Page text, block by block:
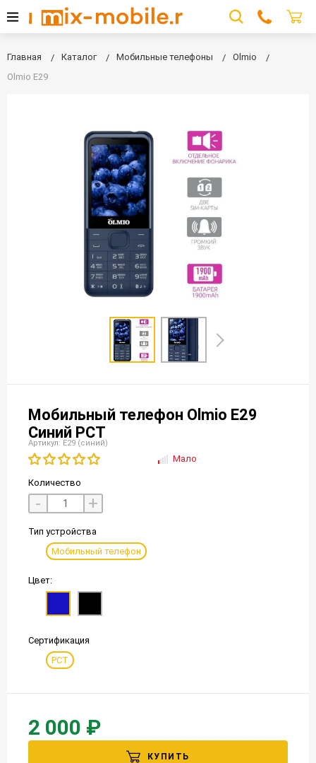
Главная Каталог Мобильные телефоны
Olmio
Olmio E29
Мобильный телефон Olmio E29
Синий РСТ
Артикул: E29 (синий)
Мало
Количество
- +
Тип устройства
Мобильный телефон
Цвет:
Сертификация
РСТ
2 000 ₽
КУПИТЬ